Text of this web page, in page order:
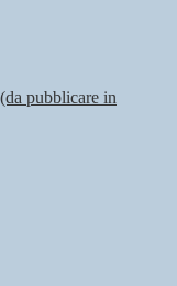
pubblicare in